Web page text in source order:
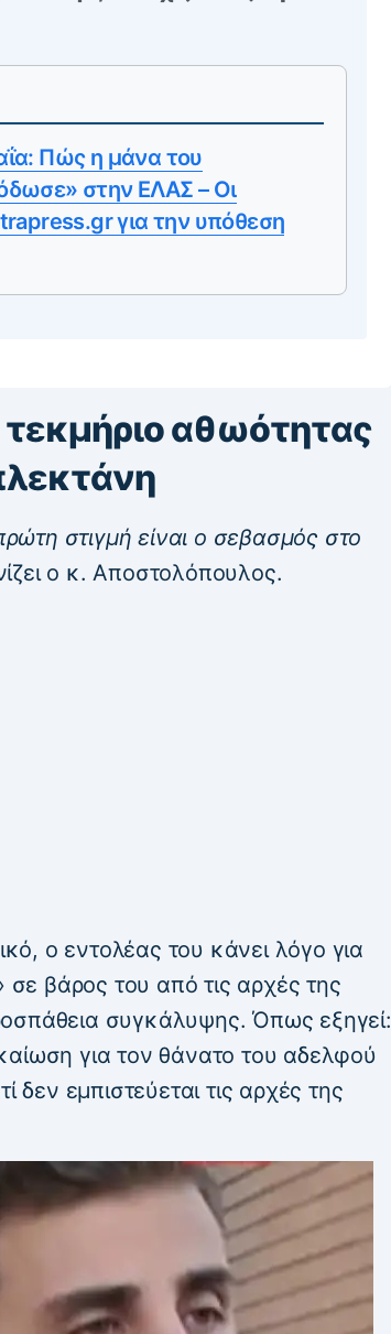
Πώς η μάνα του
στην ΕΛΑΣ – Οι
για την υπόθεση
αθωότητας
στιγμή είναι ο σεβασμός στο
ο κ. Αποστολόπουλος.
ο εντολέας του κάνει λόγο για
βάρος του από τις αρχές της
συγκάλυψης. Όπως εξηγεί:
για τον θάνατο του αδελφού
δεν εμπιστεύεται τις αρχές της